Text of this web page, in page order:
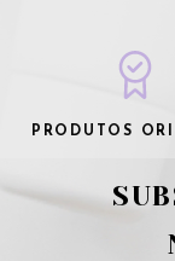
PRODUTOS